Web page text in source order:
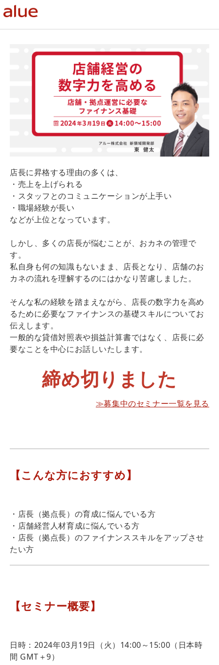
店長に昇格する理由の多くは、
・売上を上げられる
・スタッフとのコミュニケーションが上手い
・職場経験が長い
などが上位となっています。
しかし、多くの店長が悩むことが、おカネの管理で
す。
私自身も何の知識もないまま、店長となり、店舗のお
カネの流れを理解するのにはかなり苦慮しました。
そんな私の経験を踏まえながら、店長の数字力を高め
るために必要なファイナンスの基礎スキルについてお
伝えします。
一般的な貸借対照表や損益計算書ではなく、店長に必
要なことを中心にお話しいたします。
締め切りました
≫募集中のセミナー一覧を見る
【こんな方におすすめ】
・店長（拠点長）の育成に悩んでいる方
・店舗経営人材育成に悩んでいる方
・店長（拠点長）のファイナンススキルをアップさせ
たい方
【セミナー概要】
日時：2024年03月19日（火）14:00～15:00（日本時
間 GMT＋9）